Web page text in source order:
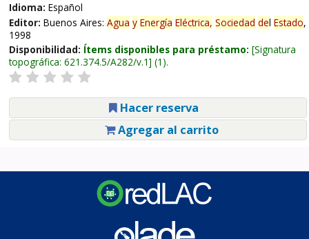
Idioma: Español
Editor: Buenos Aires: Agua y Energía Eléctrica, Sociedad del Estado,
1998
Disponibilidad: Ítems disponibles para préstamo: Signatura
topográfica: 621.374.5/A282/v.1 (1).
Hacer reserva
Agregar al carrito